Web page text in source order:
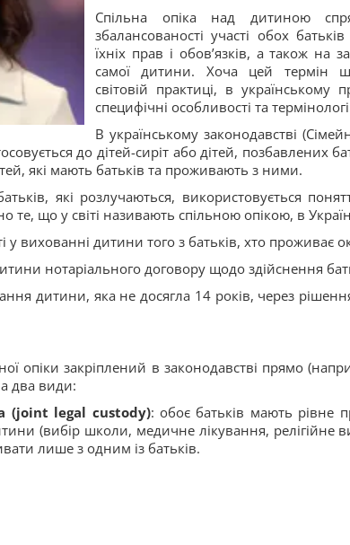
Спільна опіка над дитиною
збалансованості участі обох
їхніх прав і обов’язків, а також на
самої дитини. Хоча цей термін
світовій практиці, в українському
специфічні особливості та
В українському законодавстві
до дітей-сиріт або дітей, позбавлених
які мають батьків та проживають з ними.
які розлучаються, використовується
те, що у світі називають спільною опікою, в
у вихованні дитини того з батьків, хто проживає
нотаріального договору щодо здійснення
дитини, яка не досягла 14 років, через
опіки закріплений в законодавстві прямо
два види:
(joint legal custody): обоє батьків мають рівне
(вибір школи, медичне лікування,
лише з одним із батьків.